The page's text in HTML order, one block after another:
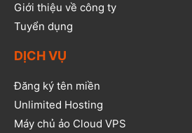
Giới thiệu về công ty
Tuyển dụng
DỊCH VỤ
Đăng ký tên miền
Unlimited Hosting
Máy chủ ảo Cloud VPS